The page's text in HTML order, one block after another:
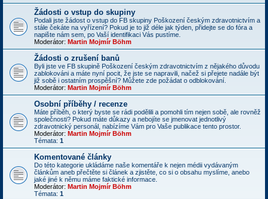
Žádosti o vstup do skupiny
Podali jste žádost o vstup do FB skupiny Poškození českým zdravotnictvím a
stále čekáte na vyřízení? Pokud je to již déle jak týden, přidejte se do fóra a
napište nám sem, po Vaší identifikaci Vás pustíme.
Moderátor: Martin Mojmír Böhm
Žádosti o zrušení banů
Byli jste ve FB skupině Poškození českým zdravotnictvím z nějakého důvodu
zablokováni a máte nyní pocit, že jste se napravili, načež si přejete nadále být
již sobě i ostatním prospěšní? Můžete zde požádat o odblokování.
Moderátor: Martin Mojmír Böhm
Osobní příběhy / recenze
Máte příběh, o který byste se rádi podělili a pomohli tím nejen sobě, ale rovněž
společnosti? Pokud máte důkazy a nebojíte se jmenovat jednotlivý
zdravotnický personál, nabízíme Vám pro Vaše publikace tento prostor.
Moderátor: Martin Mojmír Böhm
Témata: 1
Komentované články
Do této kategorie ukládáme naše komentáře k nejen médii vydávaným
článkům aneb přečtěte si článek a zjistěte, co si o obsahu myslíme, anebo
jaké jiné k němu máme faktické informace.
Moderátor: Martin Mojmír Böhm
Témata: 1